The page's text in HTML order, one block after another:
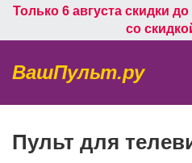
Только 6 августа скидки
со
ВашПульт.ру
Пульт для